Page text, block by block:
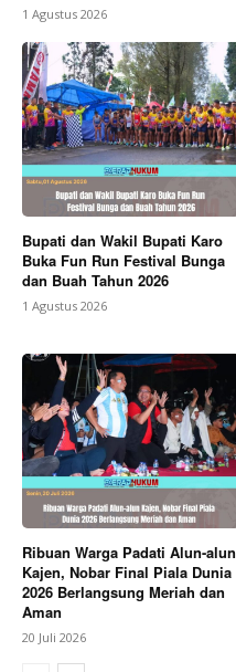
1 Agustus 2026
Bupati dan Wakil Bupati Karo
Buka Fun Run Festival Bunga
dan Buah Tahun 2026
1 Agustus 2026
Ribuan Warga Padati Alun-alun
Kajen, Nobar Final Piala Dunia
2026 Berlangsung Meriah dan
Aman
20 Juli 2026